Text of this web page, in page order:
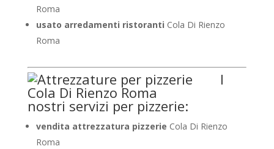
Roma
usato arredamenti ristoranti Cola Di Rienzo
Roma
I
nostri servizi per pizzerie:
vendita attrezzatura pizzerie Cola Di Rienzo
Roma